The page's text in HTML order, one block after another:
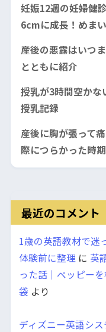
妊娠12週の妊婦健
6cmに成長！めま
産後の悪露はいつ
とともに紹介
授乳が3時間空か
授乳記録
産後に胸が張って
際につらかった時
最近のコメント
1歳の英語教材で迷
体験前に整理 に 英
った話｜ペッピー
袋 より
ディズニー英語シ